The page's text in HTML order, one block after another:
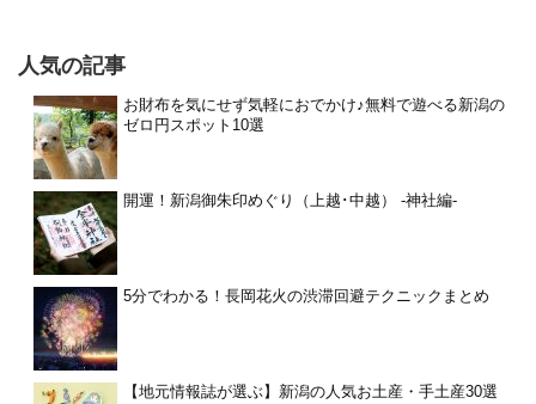
人気の記事
お財布を気にせず気軽におでかけ♪無料で遊べる新潟の
ゼロ円スポット10選
開運！新潟御朱印めぐり（上越･中越） -神社編-
5分でわかる！長岡花火の渋滞回避テクニックまとめ
【地元情報誌が選ぶ】新潟の人気お土産・手土産30選